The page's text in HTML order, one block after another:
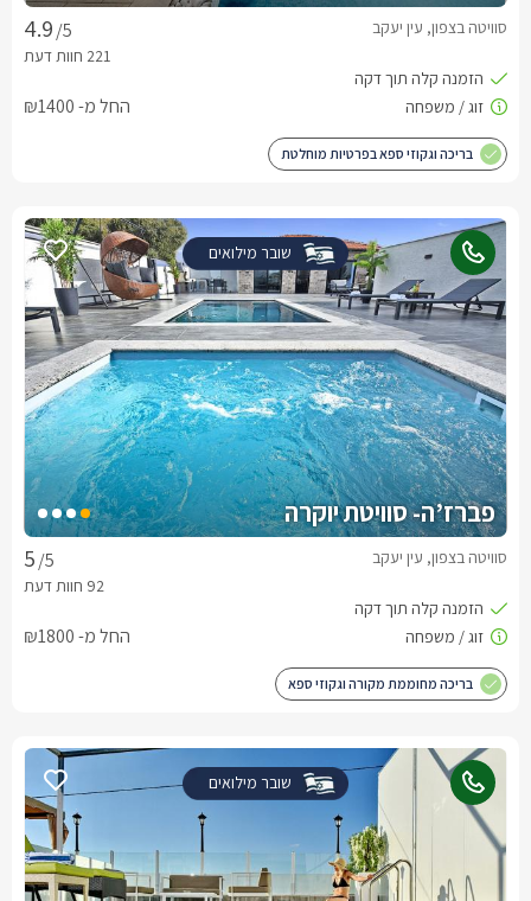
/5 סוויטה בצפון, עין יעקב
החל מ- ₪1400
בריכה וגקוזי ספא בפרטיות מוחלטת
שובר מילואים
פברז’ה- סוויטת יוקרה
/5 סוויטה בצפון, עין יעקב
החל מ- ₪1800
בריכה מחוממת מקורה וגקוזי ספא
שובר מילואים